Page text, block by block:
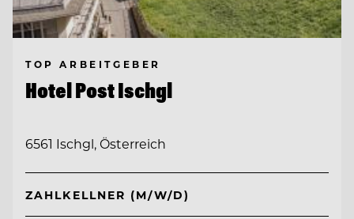
TOP ARBEITGEBER
Hotel Post Ischgl
6561 Ischgl, Österreich
ZAHLKELLNER (M/W/D)